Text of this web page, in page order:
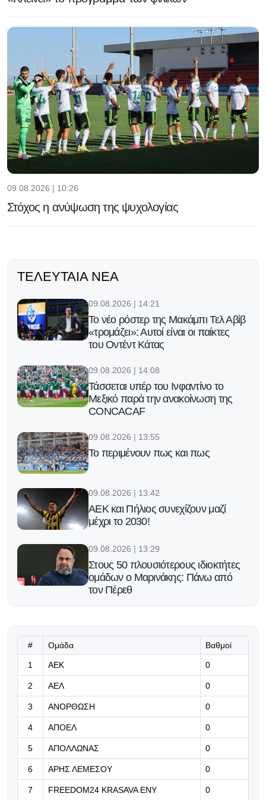
09.08.2026 | 10:26
Στόχος η ανύψωση της ψυχολογίας
ΤΕΛΕΥΤΑΊΑ ΝΈΑ
09.08.2026 | 14:21
Το νέο ρόστερ της Μακάμπι Τελ Αβίβ
«τρομάζει»: Αυτοί είναι οι παίκτες
του Οντέντ Κάτας
09.08.2026 | 14:08
Τάσσεται υπέρ του Ινφαντίνο το
Μεξικό παρά την ανακοίνωση της
CONCACAF
09.08.2026 | 13:55
Το περιμένουν πως και πως
09.08.2026 | 13:42
ΑΕΚ και Πήλιος συνεχίζουν μαζί
μέχρι το 2030!
09.08.2026 | 13:29
Στους 50 πλουσιότερους ιδιοκτήτες
ομάδων ο Μαρινάκης: Πάνω από
τον Πέρεθ
προσπάθεια υπονόμευσης του
Ινφαντίνο
09.08.2026 | 12:49
Πρώην παίκτης του Παναθηναϊκού
πάει σε ομάδα 4ης κατηγορίας της
Ιταλίας
# Ομάδα Βαθμοί
1 ΑΕΚ 0
2 ΑΕΛ 0
3 ΑΝΟΡΘΩΣΗ 0
4 ΑΠΟΕΛ 0
5 ΑΠΟΛΛΩΝΑΣ 0
6 ΑΡΗΣ ΛΕΜΕΣΟΥ 0
7 FREEDOM24 KRASAVA ΕΝΥ 0